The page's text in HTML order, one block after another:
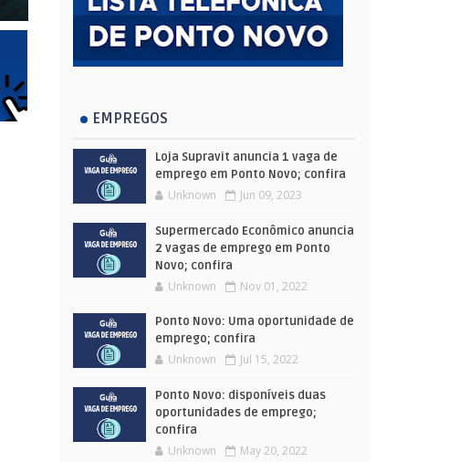
EMPREGOS
Loja Supravit anuncia 1 vaga de
emprego em Ponto Novo; confira
Unknown Jun 09, 2023
Supermercado Econômico anuncia
2 vagas de emprego em Ponto
Novo; confira
Unknown Nov 01, 2022
Ponto Novo: Uma oportunidade de
emprego; confira
Unknown Jul 15, 2022
Ponto Novo: disponíveis duas
oportunidades de emprego;
confira
Unknown May 20, 2022